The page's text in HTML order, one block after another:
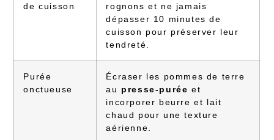
de cuisson
rognons et ne jamais
dépasser 10 minutes de
cuisson pour préserver leur
tendreté.
Purée
onctueuse
Écraser les pommes de terre
au presse-purée et
incorporer beurre et lait
chaud pour une texture
aérienne.